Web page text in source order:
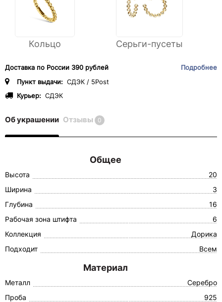
Кольцо Серьги-пусеты
Доставка по России 390 рублей
Подробнее
Пункт выдачи: СДЭК / 5Post
Курьер: СДЭК
Об украшении Отзывы 0
Общее
Высота
20
Ширина
3
Глубина
16
Рабочая зона штифта
6
Коллекция
Дорика
Подходит
Всем
Материал
Металл
Серебро
Проба
925